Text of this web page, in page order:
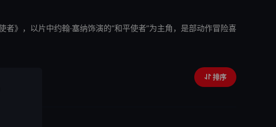
者》，以片中约翰·塞纳饰演的“和平使者”为主角，是部动作冒险喜
排序